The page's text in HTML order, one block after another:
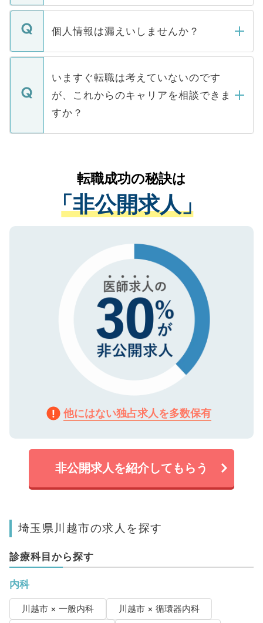
ません。
■応募殺到を避けるため 人気のある医療機
関を公にしてしまうと、応募が殺到する場
に、医療機関が求める条件に合った人材の
みを人材紹介会社に依頼するケースが増え
ています。
転職・入職を強要することは一切ありませ
ん。また、仮に応募先から内定をいただい
定を承諾する必要はありません。内定先へ
の辞退の連絡はキャリアパートナーが行い
ますので、ご安心ください。
個人情報は漏えいしませんか？
個人情報が漏えいすることはありませんの
で、ご安心ください。当サイトからの登録
などで収集したご登録者様の個人情報は、
ご本人のキャリアアップおよび転職活動の
支援を目的に使用いたします。お預かりし
ているすべての個人データはご本人の許可
は、個人情報の取り扱いについての厳密な
管理基準を満たした事業者のみに付与され
る、プライバシーマークを取得済みです。
ご登録いただいた個人情報は、SSL（デー
で、機密保持に関してもご安心ください。
いますぐ転職は考えていないのです
が、これからのキャリアを相談できま
すか？
かがいして、現在の医療機関の状況や紹介
経験をまじえながら、適切なアドバイスを
させていただきます。すぐにご転職をされ
ない方には、長期的なサポートが可能です
ので、まずはご登録ください。
転職成功の秘訣は
「非公開求人」
他にはない独占求人を多数保有
非公開求人を紹介してもらう
埼玉県川越市の求人を探す
診療科目から探す
内科
川越市 × 一般内科 川越市 × 循環器内科